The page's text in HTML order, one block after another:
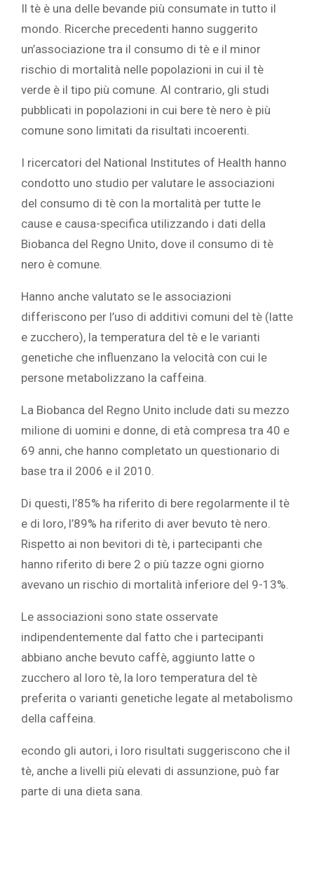
‎Il tè è una delle bevande più consumate in tutto il
mondo. Ricerche precedenti hanno suggerito
un’associazione tra il consumo di tè e il minor
rischio di mortalità nelle popolazioni in cui il tè
verde è il tipo più comune. Al contrario, gli studi
pubblicati in popolazioni in cui bere tè nero è più
comune sono limitati da risultati incoerenti. ‎
‎I ricercatori del National Institutes of Health hanno
condotto uno studio per valutare le associazioni
del consumo di tè con la mortalità per tutte le
cause e causa-specifica utilizzando i dati della
Biobanca del Regno Unito, dove il consumo di tè
nero è comune.
Hanno anche valutato se le associazioni
differiscono per l’uso di additivi comuni del tè (latte
e zucchero), la temperatura del tè e le varianti
genetiche che influenzano la velocità con cui le
persone metabolizzano la caffeina.
La Biobanca del Regno Unito include dati su mezzo
milione di uomini e donne, di età compresa tra 40 e
69 anni, che hanno completato un questionario di
base tra il 2006 e il 2010.
Di questi, l’85% ha riferito di bere regolarmente il tè
e di loro, l’89% ha riferito di aver bevuto tè nero.
Rispetto ai non bevitori di tè, i partecipanti che
hanno riferito di bere 2 o più tazze ogni giorno
avevano un rischio di mortalità inferiore del 9-13%.
Le associazioni sono state osservate
indipendentemente dal fatto che i partecipanti
abbiano anche bevuto caffè, aggiunto latte o
zucchero al loro tè, la loro temperatura del tè
preferita o varianti genetiche legate al metabolismo
della caffeina.
econdo gli autori, i loro risultati suggeriscono che il
tè, anche a livelli più elevati di assunzione, può far
parte di una dieta sana.‎